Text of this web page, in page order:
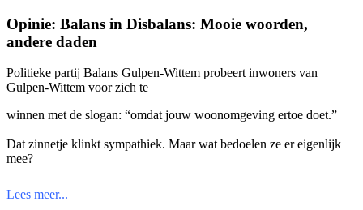
Opinie: Balans in Disbalans: Mooie woorden,
andere daden
Politieke partij Balans Gulpen-Wittem probeert inwoners van
Gulpen-Wittem voor zich te
winnen met de slogan: “omdat jouw woonomgeving ertoe doet.”
Dat zinnetje klinkt sympathiek. Maar wat bedoelen ze er eigenlijk
mee?
Lees meer...